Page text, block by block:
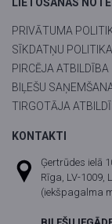
PRIVĀTUMA
SĪKDATŅU POLITIKA
PIRCĒJA ATBILDĪBA
BIĻEŠU
TIRGOTĀJA
KONTAKTI
Ģertrūdes ielā
Rīga, LV-1009,
(iekšpagalma